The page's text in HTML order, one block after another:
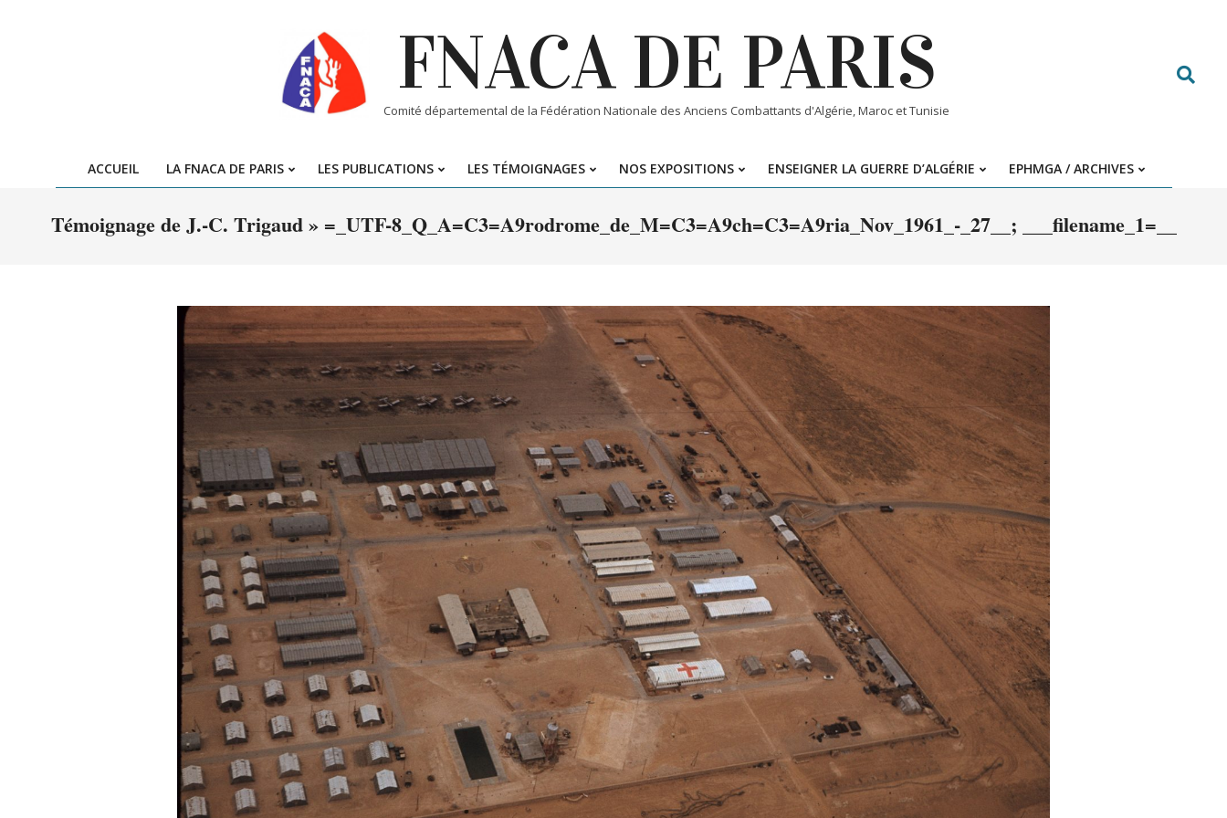
FNACA DE PARIS
Comité départemental de la Fédération Nationale des Anciens Combattants d'Algérie, Maroc et Tunisie
Search
Primary
Menu
ACCUEIL LA FNACA DE PARIS LES PUBLICATIONS LES TÉMOIGNAGES NOS EXPOSITIONS ENSEIGNER LA GUERRE D’ALGÉRIE EPHMGA / ARCHIVES
Témoignage de J.-C. Trigaud » =_UTF-8_Q_A=C3=A9rodrome_de_M=C3=A9ch=C3=A9ria_Nov_1961_-_27__; ___filename_1=__